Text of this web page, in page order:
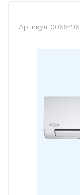
Артикул: 0066496